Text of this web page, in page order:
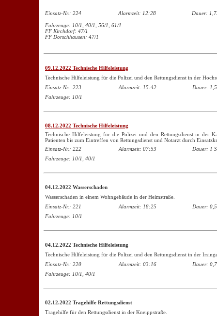
Einsatz-Nr.: 224 Alarmzeit: 12:28 Dauer:
Fahrzeuge: 10/1, 40/1, 56/1, 61/1
FF Kirchdorf: 47/1
FF Dorschhausen: 47/1
09.12.2022 Technische Hilfeleistung
Technische Hilfeleistung für die Polizei und den Rettungsdienst in der
Einsatz-Nr.: 223
Alarmzeit: 15:42
Dauer:
Fahrzeuge: 10/1
08.12.2022 Technische Hilfeleistung
Technische Hilfeleistung für die Polizei und den Rettungsdienst in der
Patienten bis zum Eintreffen von Rettungsdienst und Notarzt durch
Einsatz-Nr.: 222
Alarmzeit: 07:53
Dauer: 1
Fahrzeuge: 10/1, 40/1
04.12.2022 Wasserschaden
Wasserschaden in einem Wohngebäude in der Heimstraße.
Einsatz-Nr.: 221
Alarmzeit: 18:25
Dauer:
Fahrzeuge: 10/1
04.12.2022 Technische Hilfeleistung
Technische Hilfeleistung für die Polizei und den Rettungsdienst in der
Einsatz-Nr.: 220
Alarmzeit: 03:16
Dauer:
Fahrzeuge: 10/1, 40/1
02.12.2022 Tragehilfe Rettungsdienst
Tragehilfe für den Rettungsdienst in der Kneippstraße.